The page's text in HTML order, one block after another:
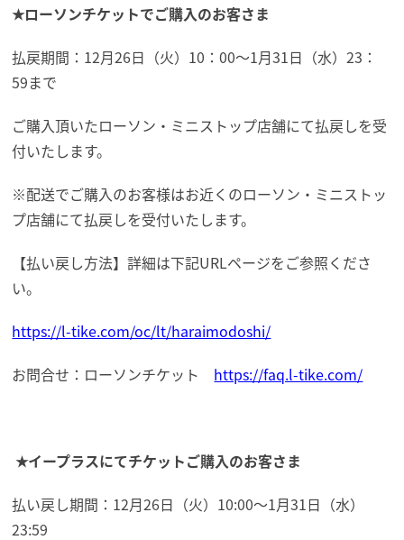
★ローソンチケットでご購入のお客さま
払戻期間：12月26日（火）10：00〜1月31日（水）23：
59まで
ご購入頂いたローソン・ミニストップ店舗にて払戻しを受
付いたします。
※配送でご購入のお客様はお近くのローソン・ミニストッ
プ店舗にて払戻しを受付いたします。
【払い戻し方法】詳細は下記URLページをご参照くださ
い。
https://l-tike.com/oc/lt/haraimodoshi/
お問合せ：ローソンチケット https://faq.l-tike.com/
★イープラスにてチケットご購入のお客さま
払い戻し期間：12月26日（火）10:00〜1月31日（水）
23:59